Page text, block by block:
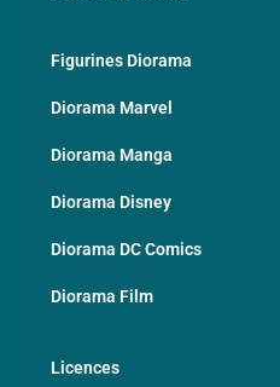
Figurines Diorama
Diorama Marvel
Diorama Manga
Diorama Disney
Diorama DC Comics
Diorama Film
Licences